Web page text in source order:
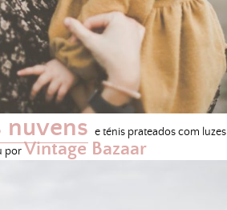
nuvens e ténis prateados com luzes
porVintage Bazaar